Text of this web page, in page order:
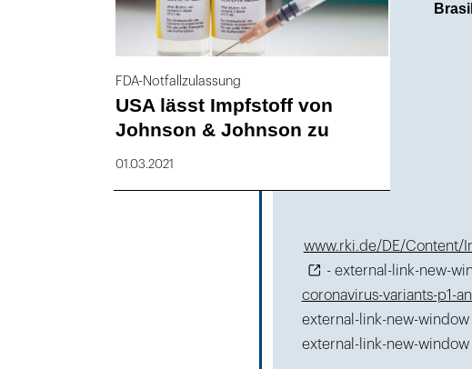
FDA-Notfallzulassung
USA lässt Impfstoff von
Johnson & Johnson zu
01.03.2021
www.rki.de/DE/Content/
- external-link-new-
coronavirus-variants-p1-
external-link-new-window
external-link-new-window